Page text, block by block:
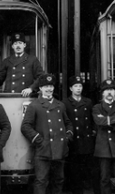
vänförening
3
6